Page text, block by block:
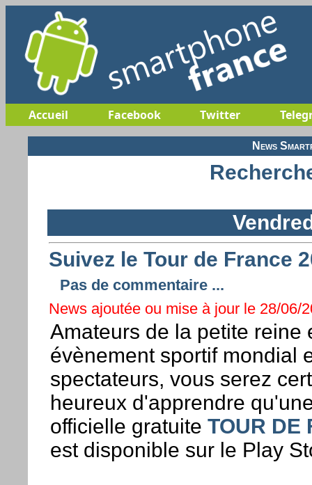
Accueil Facebook Twitter
News
Suivez le Tour de France
Pas de commentaire ...
News ajoutée ou mise à jour le 28/06/
Amateurs de la petite reine
évènement sportif mondial
spectateurs, vous serez
heureux d'apprendre
officielle gratuite TOUR DE
est disponible sur le Play